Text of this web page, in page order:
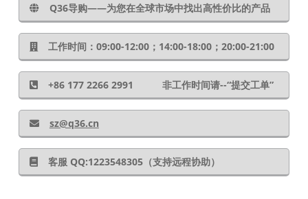
Q36导购——为您在全球市场中找出高性价比的产品
工作时间：09:00-12:00；14:00-18:00；20:00-21:00
+86 177 2266 2991 非工作时间请--“提交工单”
sz@q36.cn
客服 QQ:1223548305（支持远程协助）